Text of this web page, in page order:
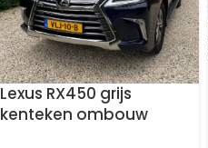
Lexus RX450 grijs
kenteken ombouw